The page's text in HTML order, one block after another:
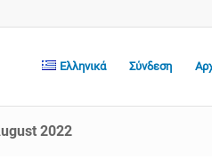
Ελληνικά Σύνδεση
2022